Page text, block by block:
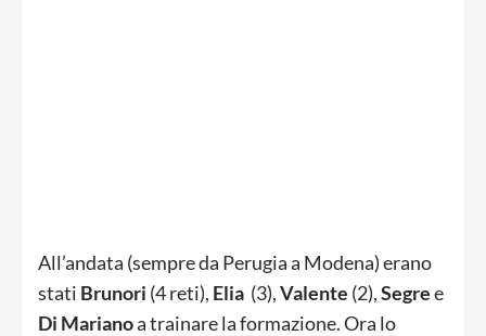
All’andata (sempre da Perugia a Modena) erano
stati Brunori (4 reti), Elia (3),Valente (2),Segree
Di Marianoa trainare la formazione. Ora lo